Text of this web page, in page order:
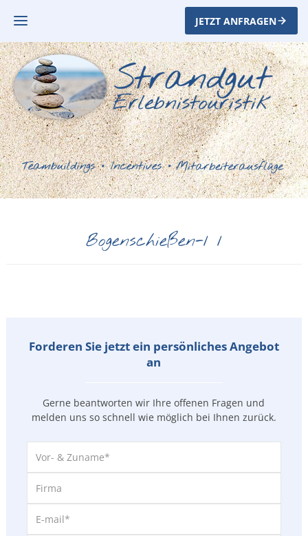
JETZT ANFRAGEN
Bogenschießen-1 1
Forderen Sie jetzt ein persönliches Angebot
an
Gerne beantworten wir Ihre offenen Fragen und
melden uns so schnell wie möglich bei Ihnen zurück.